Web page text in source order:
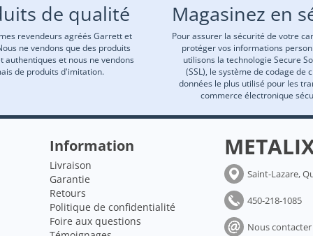
de qualité
revendeurs agréés Garrett et
ne vendons que des produits
authentiques et nous ne vendons
de produits d'imitation.
Magasinez en
Pour assurer la sécurité de votre
protéger vos informations
utilisons la technologie Secure
(SSL), le système de codage de
données le plus utilisé pour les
commerce électronique
Information
Livraison
Garantie
Retours
Politique de confidentialité
Foire aux questions
Saint-Lazare,
450-218-1085
Nous contacter